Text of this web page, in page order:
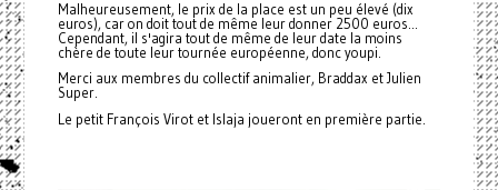
Malheureusement, le prix de la place est un peu élevé (dix
euros), car on doit tout de même leur donner 2500 euros...
Cependant, il s'agira tout de même de leur date la moins
chère de toute leur tournée européenne, donc youpi.
Merci aux membres du collectif animalier, Braddax et Julien
Super.
Le petit François Virot et Islaja joueront en première partie.